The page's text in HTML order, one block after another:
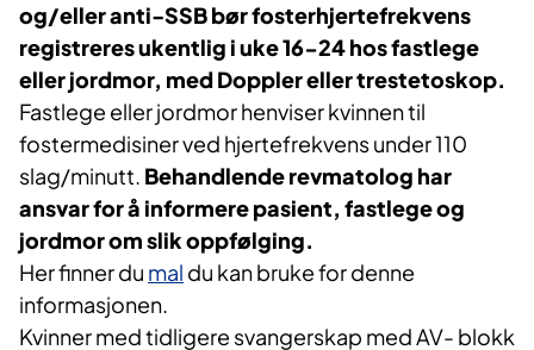
og/eller anti-SSB bør fosterhjertefrekvens
registreres ukentlig i uke 16-24 hos fastlege
eller jordmor, med Doppler eller trestetoskop.
Fastlege eller jordmor henviser kvinnen til
fostermedisiner ved hjertefrekvens under 110
slag/minutt. Behandlende revmatolog har
ansvar for å informere pasient, fastlege og
jordmor om slik oppfølging.
Her finner du mal du kan bruke for denne
informasjonen.
Kvinner med tidligere svangerskap med AV- blokk